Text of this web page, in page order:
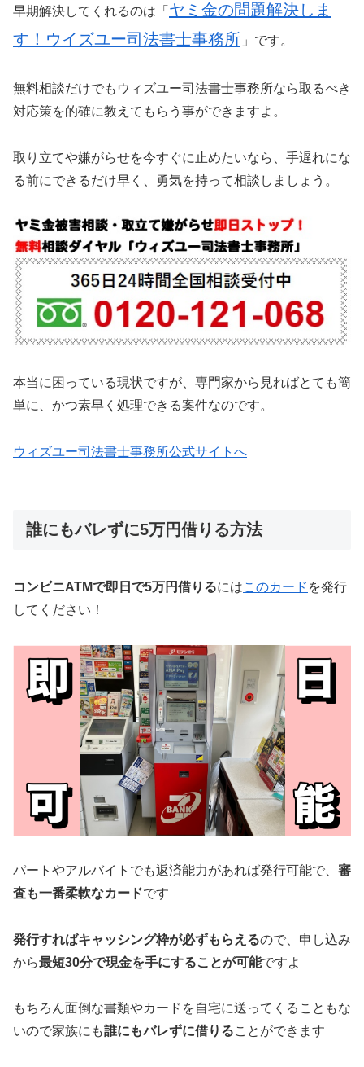
早期解決してくれるのは「 ヤミ金の問題解決しま
す！ウイズユー司法書士事務所 」です。
無料相談だけでもウィズユー司法書士事務所なら取るべき
対応策を的確に教えてもらう事ができますよ。
取り立てや嫌がらせを今すぐに止めたいなら、手遅れにな
る前にできるだけ早く、勇気を持って相談しましょう。
本当に困っている現状ですが、専門家から見ればとても簡
単に、かつ素早く処理できる案件なのです。
ウィズユー司法書士事務所公式サイトへ
誰にもバレずに5万円借りる方法
コンビニATMで即日で5万円借りるにはこのカード を発行
してください！
パートやアルバイトでも返済能力があれば発行可能で、 審
査も一番柔軟なカードです
発行すればキャッシング枠が必ずもらえるので、申し込み
から最短30分で現金を手にすることが可能ですよ
もちろん面倒な書類やカードを自宅に送ってくることもな
いので家族にも誰にもバレずに借りることができます